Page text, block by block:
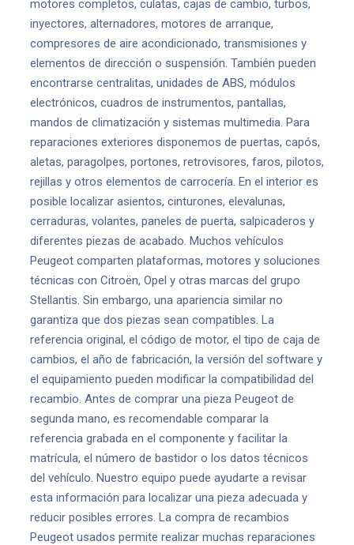
motores completos, culatas, cajas de cambio, turbos,
inyectores, alternadores, motores de arranque,
compresores de aire acondicionado, transmisiones y
elementos de dirección o suspensión. También pueden
encontrarse centralitas, unidades de ABS, módulos
electrónicos, cuadros de instrumentos, pantallas,
mandos de climatización y sistemas multimedia. Para
reparaciones exteriores disponemos de puertas, capós,
aletas, paragolpes, portones, retrovisores, faros, pilotos,
rejillas y otros elementos de carrocería. En el interior es
posible localizar asientos, cinturones, elevalunas,
cerraduras, volantes, paneles de puerta, salpicaderos y
diferentes piezas de acabado. Muchos vehículos
Peugeot comparten plataformas, motores y soluciones
técnicas con Citroën, Opel y otras marcas del grupo
Stellantis. Sin embargo, una apariencia similar no
garantiza que dos piezas sean compatibles. La
referencia original, el código de motor, el tipo de caja de
cambios, el año de fabricación, la versión del software y
el equipamiento pueden modificar la compatibilidad del
recambio. Antes de comprar una pieza Peugeot de
segunda mano, es recomendable comparar la
referencia grabada en el componente y facilitar la
matrícula, el número de bastidor o los datos técnicos
del vehículo. Nuestro equipo puede ayudarte a revisar
esta información para localizar una pieza adecuada y
reducir posibles errores. La compra de recambios
Peugeot usados permite realizar muchas reparaciones